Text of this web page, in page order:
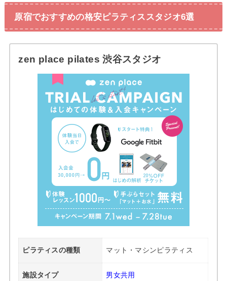
原宿でおすすめの格安ピラティススタジオ6選
zen place pilates 渋谷スタジオ
ピラティスの種類 マット・マシンピラティス
施設タイプ 男女共用